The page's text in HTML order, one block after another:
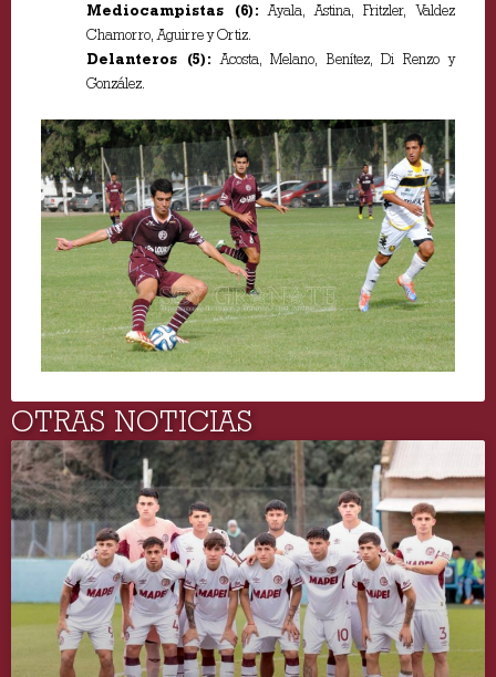
Mediocampistas (6): Ayala, Astina, Fritzler, Valdez
Chamorro, Aguirre y Ortiz.
Delanteros (5): Acosta, Melano, Benítez, Di Renzo y
González.
OTRAS NOTICIAS